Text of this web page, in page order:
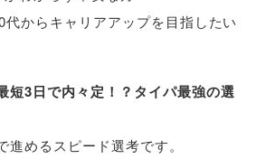
からキャリアアップを目指したい
3日で内々定！？タイパ最強の選
進めるスピード選考です。